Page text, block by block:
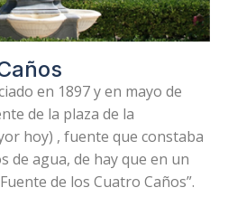
en 1897 y en mayo de
de la plaza de la
hoy) , fuente que constaba
de agua, de hay que en un
de los Cuatro Caños”.